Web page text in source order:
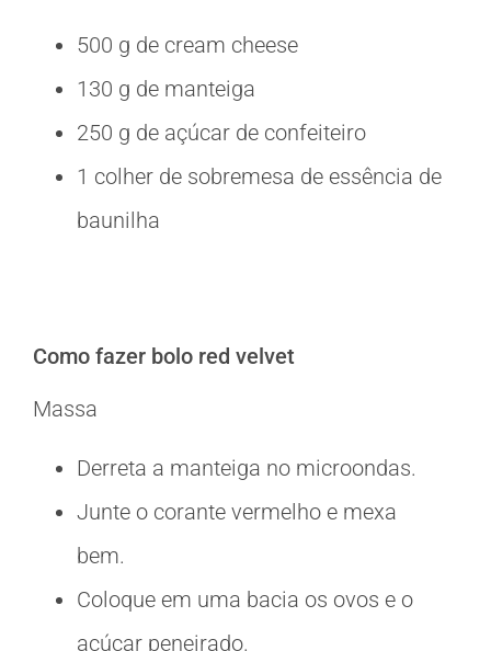
500 g de cream cheese
130 g de manteiga
250 g de açúcar de confeiteiro
1 colher de sobremesa de essência de
baunilha
Como fazer bolo red velvet
Massa
Derreta a manteiga no microondas.
Junte o corante vermelho e mexa
bem.
Coloque em uma bacia os ovos e o
açúcar peneirado.